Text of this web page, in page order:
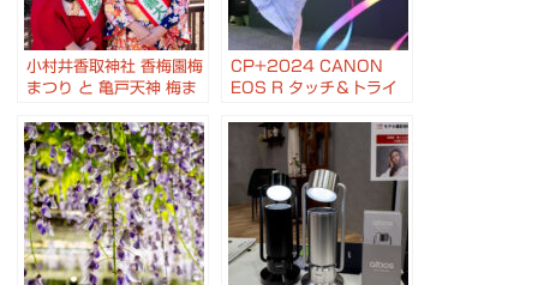
小村井香取神社 香梅園梅
まつり と 亀戸天神 梅ま
CP+2024 CANON
EOS R タッチ＆トライ
撮影 #CANON #EOS
#EOSR #cpplus